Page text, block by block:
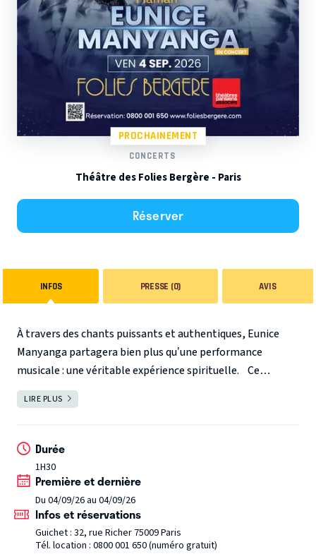
PROCHAINEMENT
CONCERTS
Théâtre des Folies Bergère - Paris
Réserver
INFOS PRESSE (0) AVIS
À travers des chants puissants et authentiques, Eunice
Manyanga partagera bien plus qu’une performance
musicale : une véritable expérience spirituelle. Ce
concert, qui aura lieu le 4 septembre, sera une occasion de
célébrer les parcours de vie, les victoires sur les épreuves,
la musique devient message, où chaque note porte un
témoignage et où chaque cœur est invité à se reconnecter
à l’essentiel. Que vous soyez amateur de gospel ou
simplement en quête d’un moment fort et inspirant, ce
rendez-vous est pour vous.
LIRE PLUS
Durée
1H30
Première et dernière
Du 04/09/26 au 04/09/26
Infos et réservations
Guichet : 32, rue Richer 75009 Paris
Tél. location : 0800 001 650 (numéro gratuit)